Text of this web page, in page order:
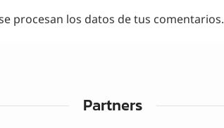
procesan los datos de tus comentarios.
Partners